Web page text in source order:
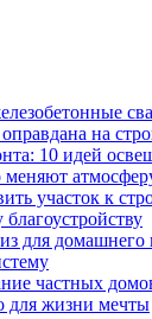
на
10 идей
меняют
участок к
для домашнего
частных
для жизни мечты